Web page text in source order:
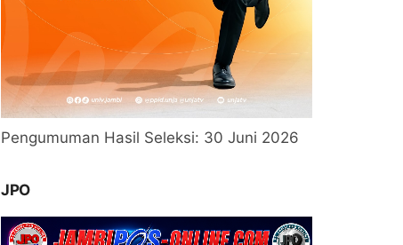
Pengumuman Hasil Seleksi: 30 Juni 2026
JPO